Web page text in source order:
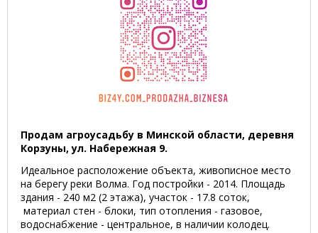
Продам агроусадьбу в Минской области, деревня
Корзуны, ул. Набережная 9.
Идеальное расположение объекта, живописное место
на берегу реки Волма. Год постройки - 2014. Площадь
здания - 240 м2 (2 этажа), участок - 17.8 соток,
материал стен - блоки, тип отопления - газовое,
водоснабжение - центральное, в наличии колодец.